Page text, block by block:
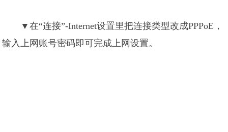
▼在“连接”-Internet设置里把连接类型改成PPPoE，
输入上网账号密码即可完成上网设置。